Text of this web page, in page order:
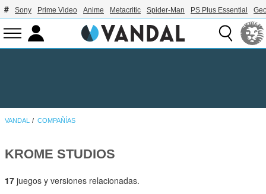
Sony Prime Video Anime Metacritic Spider-Man PS Plus Essential
VANDAL COMPAÑÍAS
KROME STUDIOS
17 juegos y versiones relacionadas.